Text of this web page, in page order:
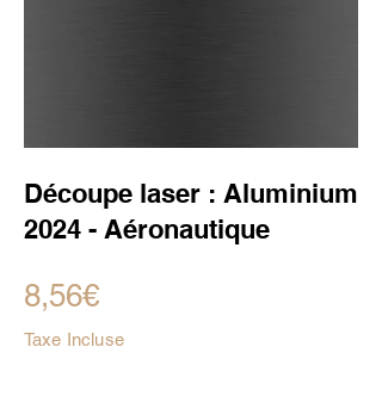
Découpe laser : Aluminium
2024 - Aéronautique
8,56€
Taxe Incluse